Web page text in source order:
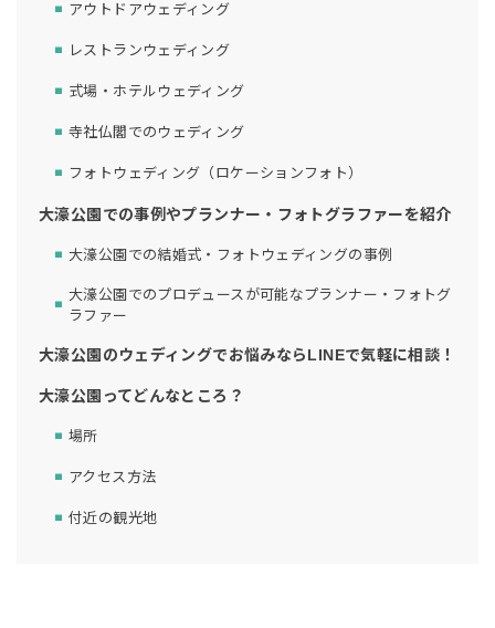
アウトドアウェディング
レストランウェディング
式場・ホテルウェディング
寺社仏閣でのウェディング
フォトウェディング（ロケーションフォト）
大濠公園での事例やプランナー・フォトグラファーを紹介
大濠公園での結婚式・フォトウェディングの事例
大濠公園でのプロデュースが可能なプランナー・フォトグ
ラファー
大濠公園のウェディングでお悩みならLINEで気軽に相談！
大濠公園ってどんなところ？
場所
アクセス方法
付近の観光地